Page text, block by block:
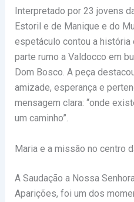
Interpretado por 23 jovens
Estoril e de Manique e do
espetáculo contou a história
parte rumo a Valdocco em
Dom Bosco. A peça
amizade, esperança e
mensagem clara: “onde
um caminho”.
Maria e a missão no centro
A Saudação a Nossa
Aparições, foi um dos